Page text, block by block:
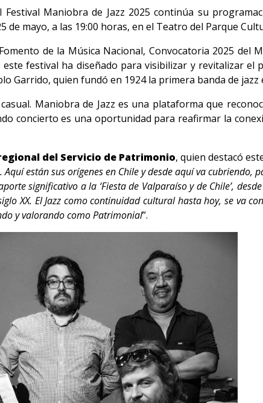
Maniobra de Jazz 2025 continúa su
mayo, a las 19:00 horas, en el Teatro del Parque
de la Música Nacional, Convocatoria 2025 del
festival ha diseñado para visibilizar y revitalizar el
Garrido, quien fundó en 1924 la primera banda de jazz
Maniobra de Jazz es una plataforma que
concierto es una oportunidad para reafirmar la
del Servicio de Patrimonio, quien destacó
están sus orígenes en Chile y desde aquí va cubriendo,
significativo a la ‘Fiesta de Valparaíso y de Chile’,
XX. El Jazz como continuidad cultural hasta hoy, se va
y valorando como Patrimonial”.